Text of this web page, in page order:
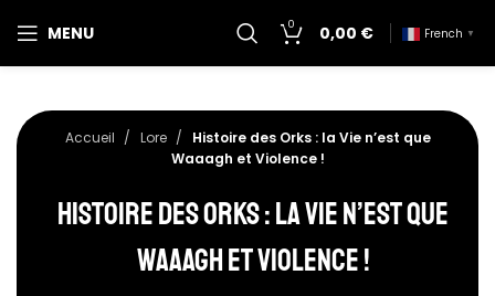
MENU 0 0,00 € French ▼
Accueil Lore
Histoire des Orks : la Vie n’est que
Waaagh et Violence !
Histoire des Orks : la Vie n’est que
Waaagh et Violence !